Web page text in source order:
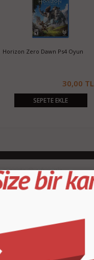
Horizon Zero Dawn Ps4 Oyun
30,00 TL
SEPETE EKLE